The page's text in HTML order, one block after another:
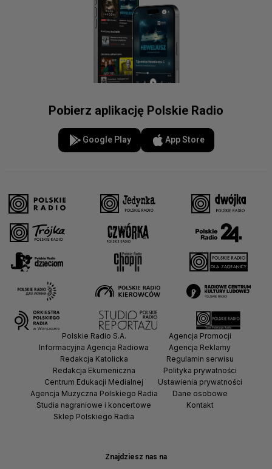
Pobierz aplikację Polskie Radio
Google Play App Store
Znajdziesz nas na
Polskie Radio S.A.
Informacyjna Agencja Radiowa
Redakcja Katolicka
Redakcja Ekumeniczna
Centrum Edukacji Medialnej
Agencja Muzyczna Polskiego Radia
Studia nagraniowe i koncertowe
Sklep Polskiego Radia
Agencja Promocji
Agencja Reklamy
Regulamin serwisu
Polityka prywatności
Ustawienia prywatności
Dane osobowe
Kontakt